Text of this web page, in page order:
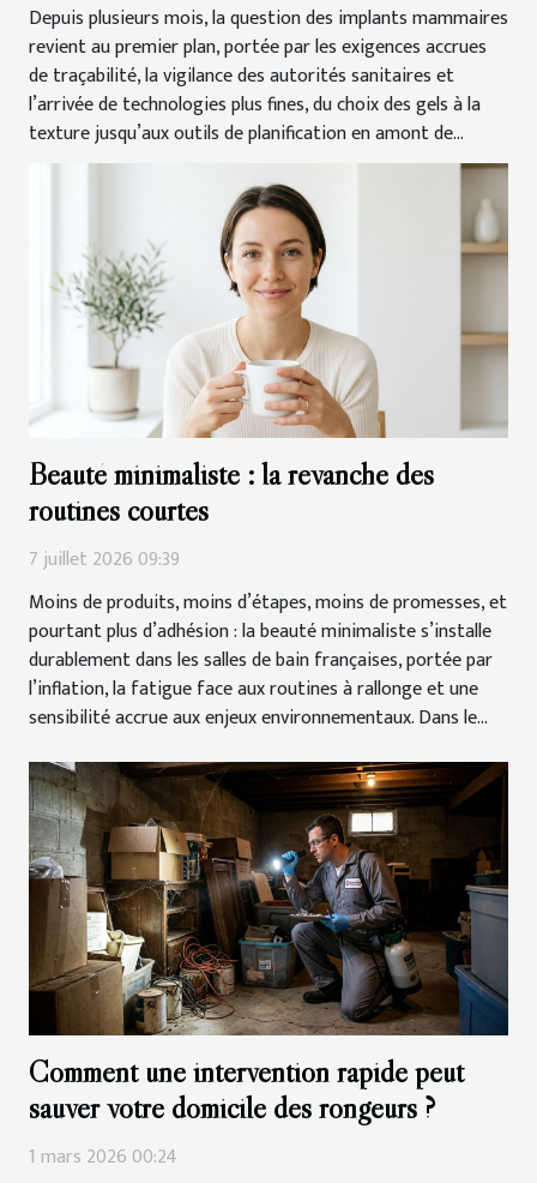
Depuis plusieurs mois, la question des implants mammaires
revient au premier plan, portée par les exigences accrues
de traçabilité, la vigilance des autorités sanitaires et
l’arrivée de technologies plus fines, du choix des gels à la
texture jusqu’aux outils de planification en amont de...
Beauté minimaliste : la revanche des
routines courtes
7 juillet 2026 09:39
Moins de produits, moins d’étapes, moins de promesses, et
pourtant plus d’adhésion : la beauté minimaliste s’installe
durablement dans les salles de bain françaises, portée par
l’inflation, la fatigue face aux routines à rallonge et une
sensibilité accrue aux enjeux environnementaux. Dans le...
Comment une intervention rapide peut
sauver votre domicile des rongeurs ?
1 mars 2026 00:24